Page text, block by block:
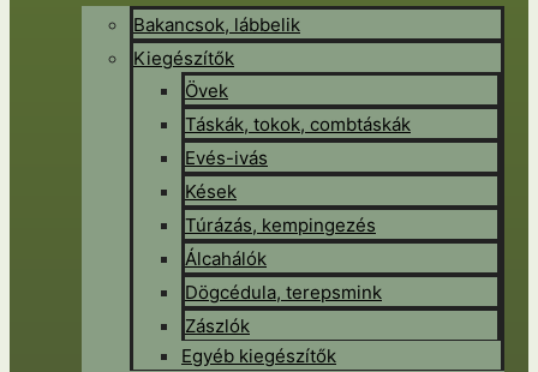
Bakancsok, lábbelik
Kiegészítők
Övek
Táskák, tokok, combtáskák
Evés-ivás
Kések
Túrázás, kempingezés
Álcahálók
Dögcédula, terepsmink
Zászlók
Egyéb kiegészítők